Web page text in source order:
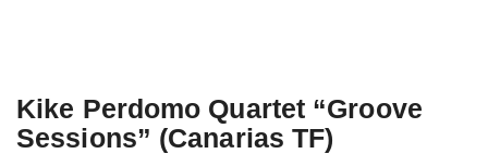
Kike Perdomo Quartet “Groove
Sessions” (Canarias TF)